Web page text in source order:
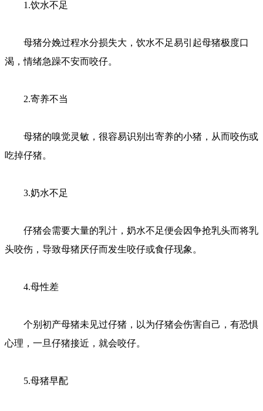
1.饮水不足
母猪分娩过程水分损失大，饮水不足易引起母猪极度口
渴，情绪急躁不安而咬仔。
2.寄养不当
母猪的嗅觉灵敏，很容易识别出寄养的小猪，从而咬伤或
吃掉仔猪。
3.奶水不足
仔猪会需要大量的乳汁，奶水不足便会因争抢乳头而将乳
头咬伤，导致母猪厌仔而发生咬仔或食仔现象。
4.母性差
个别初产母猪未见过仔猪，以为仔猪会伤害自己，有恐惧
心理，一旦仔猪接近，就会咬仔。
5.母猪早配